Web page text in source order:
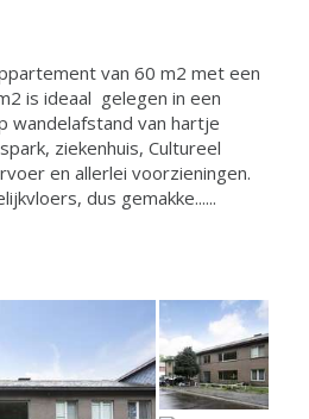
van 60 m2 met een
is ideaal gelegen in een
wandelafstand van hartje
ziekenhuis, Cultureel
en allerlei voorzieningen.
dus gemakke......